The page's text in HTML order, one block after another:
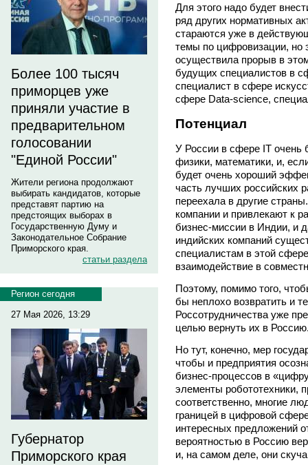
Более 100 тысяч
приморцев уже
приняли участие в
предварительном
голосовании
"Единой России"
Жители региона продолжают
выбирать кандидатов, которые
представят партию на
предстоящих выборах в
Государственную Думу и
Законодательное Собрание
Приморского края.
статьи раздела
Регион сегодня
27 Мая 2026, 13:29
Губернатор
Приморского края
Для этого надо будет
ряд других нормативных
стараются уже в
темы по цифровизации, но
осуществила прорыв в
будущих специалистов в
специалист в сфере
сфере Data-science,
Потенциал
У России в сфере IT
физики, математики, и,
будет очень хороший
часть лучших российских
переехала в другие
компании и привлекают к
бизнес-миссии в Индии, и
индийских компаний
специалистам в этой
взаимодействие в
Поэтому, помимо того,
бы неплохо возвратить и
Россотрудничества уже
целью вернуть их в
Но тут, конечно, мер
чтобы и предприятия
бизнес-процессов в
элементы робототехники,
соответственно, многие
границей в цифровой
интересных предложений
вероятностью в Россию
и, на самом деле, они